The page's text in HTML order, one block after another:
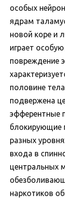
особых
ядрам
новой коре и
играет
повреждение
половине
подвержена
эфферентные
блокирующие
разных
входа в
центральных
наркотиков